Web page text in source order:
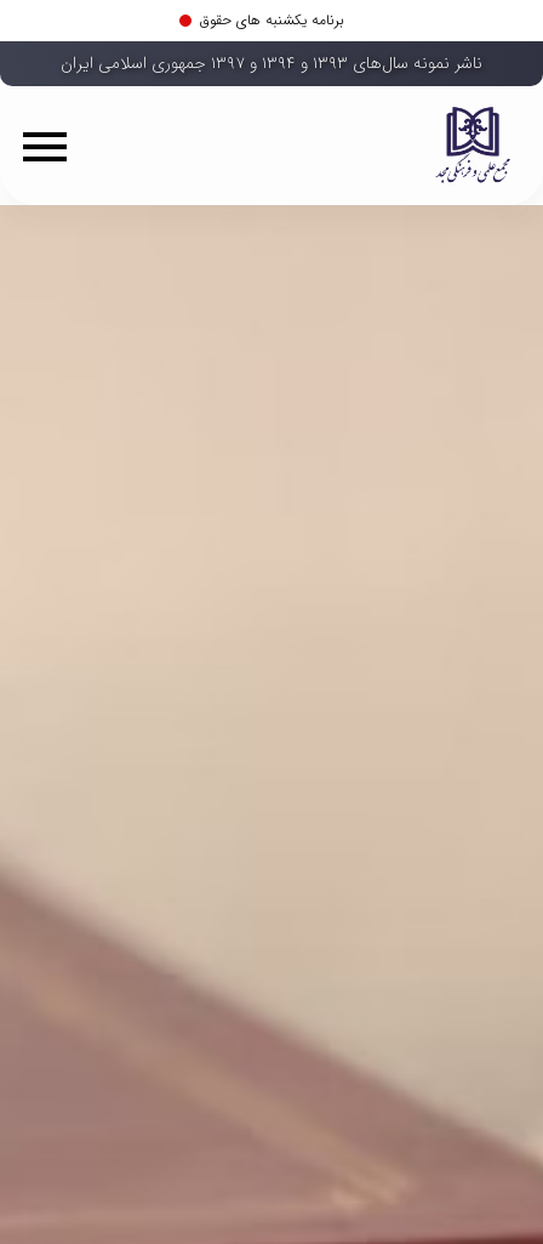
برنامه یکشنبه های حقوق
ناشر نمونه سال‌های ۱۳۹۳ و ۱۳۹۴ و ۱۳۹۷ جمهوری اسلامی ایران